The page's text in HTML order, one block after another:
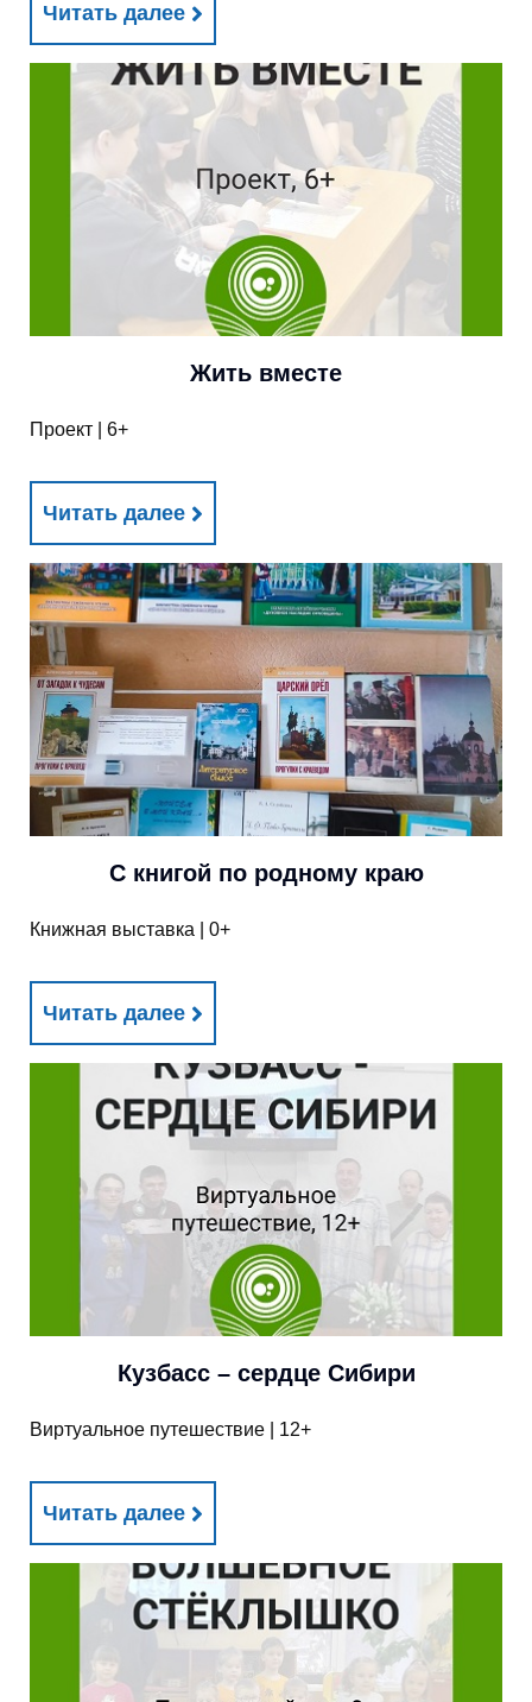
Читать далее
Жить вместе
Проект | 6+
Читать далее
С книгой по родному краю
Книжная выставка | 0+
Читать далее
Кузбасс – сердце Сибири
Виртуальное путешествие | 12+
Читать далее